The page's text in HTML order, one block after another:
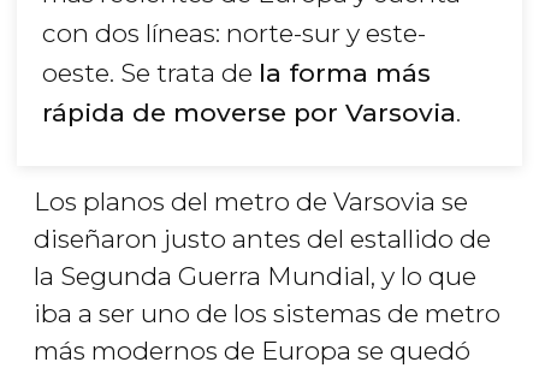
con dos líneas: norte-sur y este-
oeste. Se trata de la forma más
rápida de moverse por Varsovia.
Los planos del metro de Varsovia se
diseñaron justo antes del estallido de
la Segunda Guerra Mundial, y lo que
iba a ser uno de los sistemas de metro
más modernos de Europa se quedó